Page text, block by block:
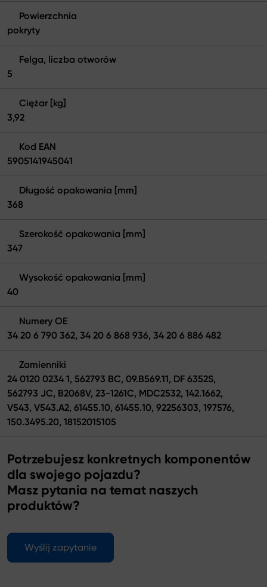
Powierzchnia
pokryty
Felga, liczba otworów
5
Ciężar [kg]
3,92
Kod EAN
5905141945041
Długość opakowania [mm]
368
Szerokość opakowania [mm]
347
Wysokość opakowania [mm]
40
Numery OE
34 20 6 790 362, 34 20 6 868 936, 34 20 6 886 482
Zamienniki
24 0120 0234 1, 562793 BC, 09.B569.11, DF 6352S,
562793 JC, B2068V, 23-1261C, MDC2532, 142.1662,
V543, V543.A2, 61455.10, 61455.10, 92256303, 197576,
150.3495.20, 18152015105
Potrzebujesz konkretnych komponentów
dla swojego pojazdu?
Masz pytania na temat naszych
produktów?
Wyślij zapytanie